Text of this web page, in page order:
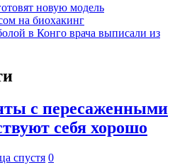
новую модель
на биохакинг
в Конго врача выписали из
с пересаженными
себя хорошо
спустя 0